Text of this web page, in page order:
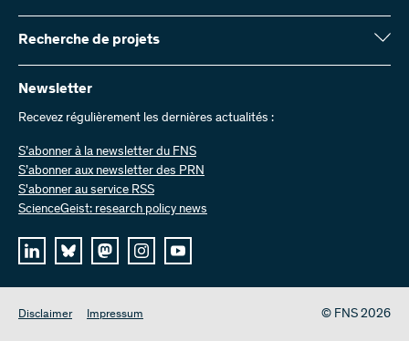
Contactez-nous
Envoyer des factures
Travailler chez nous
Offres d’emploi
Service de presse
Rapport annuel
Recherche de projets
Vous trouverez ici des informations complètes sur les projets de
recherche et les subsides approuvés par le FNS :
Recherche de projets
Newsletter
Recevez régulièrement les dernières actualités :
S’abonner à la newsletter du FNS
S’abonner aux newsletter des PRN
S'abonner au service RSS
ScienceGeist: research policy news
Disclaimer Impressum © FNS 2026